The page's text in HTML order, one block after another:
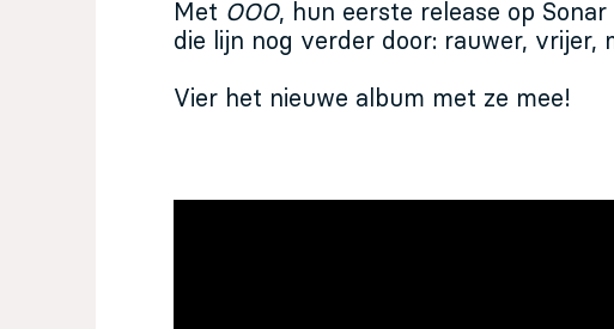
Met OOO, hun eerste release op
die lijn nog verder door: rauwer, vrijer,
Vier het nieuwe album met ze mee!